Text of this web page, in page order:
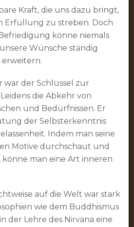
Kraft, die uns dazu bringt,
Erfüllung zu streben. Doch
könne niemals
Wünsche ständig
erweitern.
war der Schlüssel zur
die Abkehr von
und Bedürfnissen. Er
der Selbsterkenntnis
Indem man seine
Motive durchschaut und
könne man eine Art inneren
auf die Welt war stark
wie dem Buddhismus
der Lehre des Nirvana eine